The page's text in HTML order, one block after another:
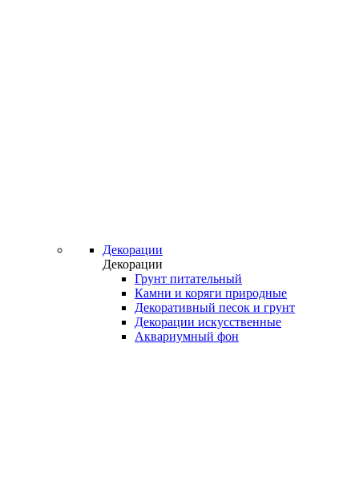
Декорации
Декорации
Грунт питательный
Камни и коряги природные
Декоративный песок и грунт
Декорации искусственные
Аквариумный фон